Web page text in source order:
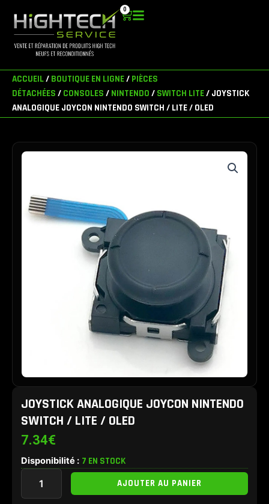
contenu
0
Panier
ACCUEIL/ BOUTIQUE EN LIGNE/ PIÈCES
DÉTACHÉES / CONSOLES / NINTENDO / SWITCH LITE/ JOYSTICK
ANALOGIQUE JOYCON NINTENDO SWITCH / LITE / OLED
JOYSTICK ANALOGIQUE JOYCON NINTENDO
SWITCH / LITE / OLED
7.34€
Disponibilité : 7 EN STOCK
quantité
Joystick
AJOUTER AU PANIER